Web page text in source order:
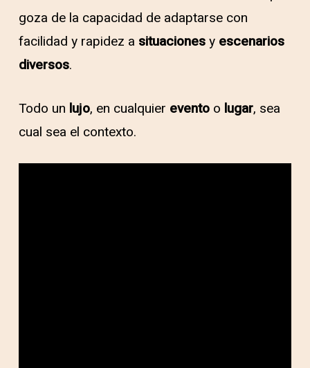
goza de la capacidad de adaptarse con
facilidad y rapidez a situacionesy escenarios
diversos.
Todo un lujo, en cualquier eventoo lugar, sea
cual sea el contexto.